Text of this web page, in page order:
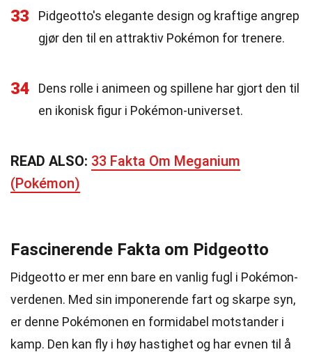
33
Pidgeotto's elegante design og kraftige angrep
gjør den til en attraktiv Pokémon for trenere.
34
Dens rolle i animeen og spillene har gjort den til
en ikonisk figur i Pokémon-universet.
READ ALSO: 33 Fakta Om Meganium
(Pokémon)
Fascinerende Fakta om Pidgeotto
Pidgeotto er mer enn bare en vanlig fugl i Pokémon-
verdenen. Med sin imponerende fart og skarpe syn,
er denne Pokémonen en formidabel motstander i
kamp. Den kan fly i høy hastighet og har evnen til å